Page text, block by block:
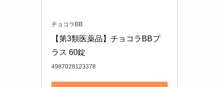
チョコラBB
【第3類医薬品】チョコラBBプ
ラス 60錠
4987028123378